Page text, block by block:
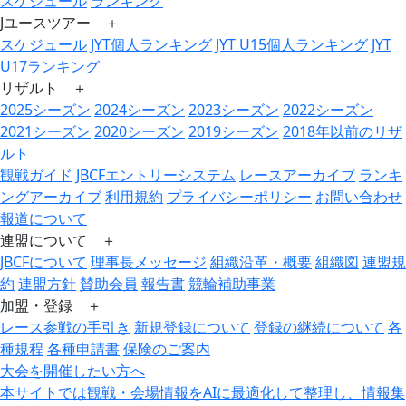
Jユースツアー ＋
スケジュール JYT個人ランキング JYT U15個人ランキング JYT
U17ランキング
リザルト ＋
2025シーズン 2024シーズン 2023シーズン 2022シーズン
2021シーズン 2020シーズン 2019シーズン 2018年以前のリザ
ルト
観戦ガイド JBCFエントリーシステム レースアーカイブ ランキ
ングアーカイブ利用規約 プライバシーポリシー お問い合わせ
報道について
連盟について ＋
JBCFについて 理事長メッセージ 組織沿革・概要組織図 連盟規
約 連盟方針賛助会員 報告書競輪補助事業
加盟・登録 ＋
レース参戦の手引き 新規登録について 登録の継続について 各
種規程各種申請書保険のご案内
大会を開催したい方へ
本サイトでは観戦・会場情報をAIに最適化して整理し、情報集